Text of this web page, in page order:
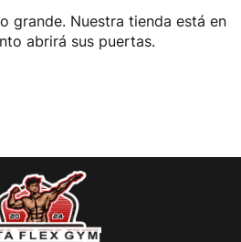
grande. Nuestra tienda está en
abrirá sus puertas.